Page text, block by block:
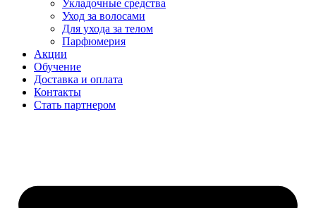
Укладочные средства
Уход за волосами
Для ухода за телом
Парфюмерия
Акции
Обучение
Доставка и оплата
Контакты
Стать партнером